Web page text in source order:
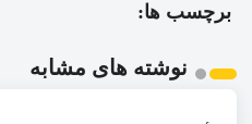
برچسب ها:
نوشته های مشابه